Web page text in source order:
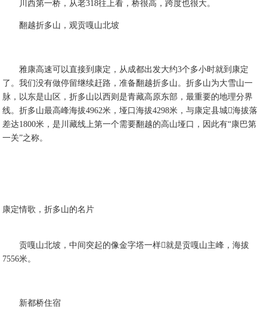
川西第一桥，从老318往上看，桥很高，跨度也很大。
翻越折多山，观贡嘎山北坡
雅康高速可以直接到康定，从成都出发大约3个多小时就到康定
了。我们没有做停留继续赶路，准备翻越折多山。折多山为大雪山一
脉，以东是山区，折多山以西则是青藏高原东部，最重要的地理分界
线。折多山最高峰海拔4962米，垭口海拔4298米，与康定县城海拔落
差达1800米，是川藏线上第一个需要翻越的高山垭口，因此有“康巴第
一关”之称。
康定情歌，折多山的名片
贡嘎山北坡，中间突起的像金字塔一样就是贡嘎山主峰，海拔
7556米。
新都桥住宿